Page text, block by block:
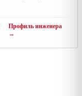
Профиль инженера
→